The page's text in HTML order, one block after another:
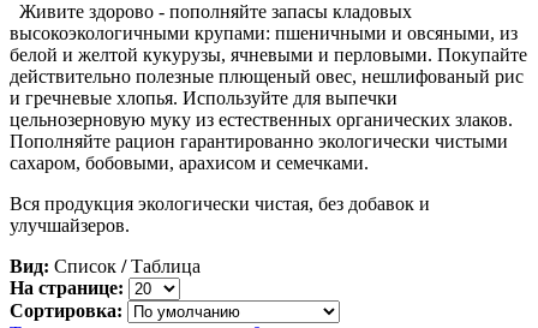
Живите здорово - пополняйте запасы кладовых
высокоэкологичными крупами: пшеничными и овсяными, из
белой и желтой кукурузы, ячневыми и перловыми. Покупайте
действительно полезные плющеный овес, нешлифованый рис
и гречневые хлопья. Используйте для выпечки
цельнозерновую муку из естественных органических злаков.
Пополняйте рацион гарантированно экологически чистыми
сахаром, бобовыми, арахисом и семечками.
Вся продукция экологически чистая, без добавок и
улучшайзеров.
Вид: Список / Таблица
На странице:
Сортировка: